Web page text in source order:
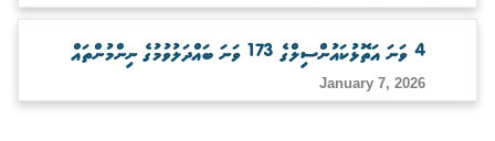
4 ވަނަ އަތޮޅުކައުންސިލްގެ 173 ވަނަ ބައްދަލުވުމުގެ ނިންމުންތައް
January 7, 2026